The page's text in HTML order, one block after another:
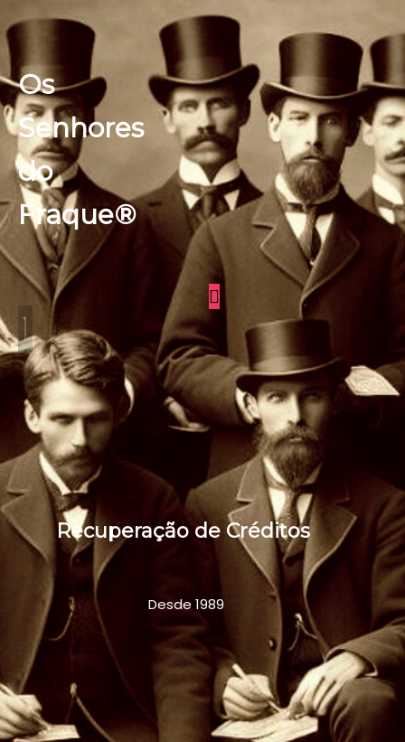
Os
Senhores
do
Fraque®
Recuperação de Créditos
Desde 1989